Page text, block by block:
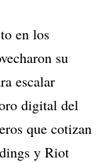
en los
su
escalar
digital del
que cotizan
y Riot